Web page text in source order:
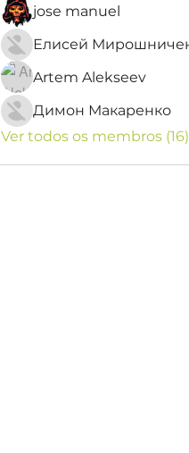
jose manuel
Artem Alekseev
Димон Макаренко
Ver todos os membros (16)